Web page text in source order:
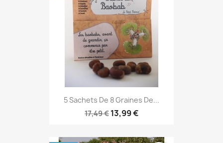
5 Sachets De 8 Graines De...
17,49 € 13,99 €